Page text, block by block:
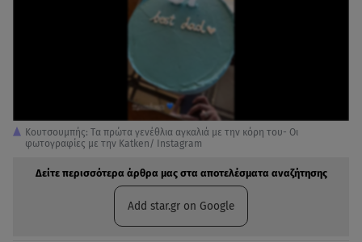
Κουτσουμπής: Tα πρώτα γενέθλια αγκαλιά με την κόρη του- Oι
φωτογραφίες με την Katken/ Instagram
Δείτε περισσότερα άρθρα μας στα αποτελέσματα αναζήτησης
Add star.gr on Google